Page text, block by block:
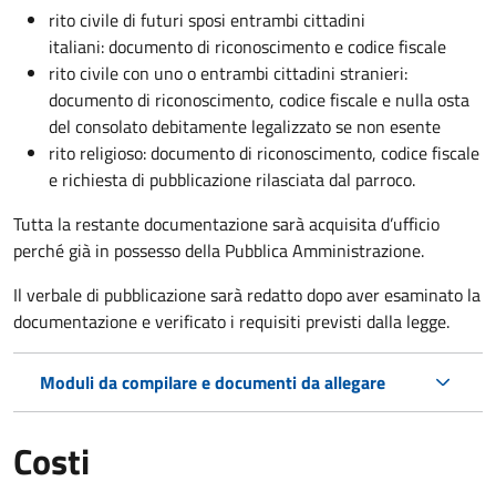
rito civile di futuri sposi entrambi cittadini
italiani: documento di riconoscimento e codice fiscale
rito civile con uno o entrambi cittadini stranieri:
documento di riconoscimento, codice fiscale e nulla osta
del consolato debitamente legalizzato se non esente
rito religioso: documento di riconoscimento, codice fiscale
e richiesta di pubblicazione rilasciata dal parroco.
Tutta la restante documentazione sarà acquisita d’ufficio
perché già in possesso della Pubblica Amministrazione.
Il verbale di pubblicazione sarà redatto dopo aver esaminato la
documentazione e verificato i requisiti previsti dalla legge.
Moduli da compilare e documenti da allegare
Costi